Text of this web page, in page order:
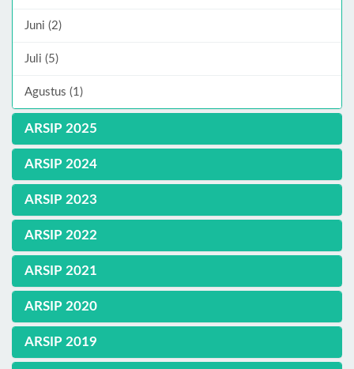
Juni (2)
Juli (5)
Agustus (1)
ARSIP 2025
ARSIP 2024
ARSIP 2023
ARSIP 2022
ARSIP 2021
ARSIP 2020
ARSIP 2019